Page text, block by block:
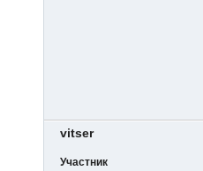
vitser
Участник